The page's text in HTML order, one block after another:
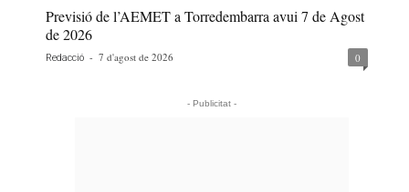
Previsió de l’AEMET a Torredembarra avui 7 de Agost
de 2026
Redacció - 7 d'agost de 2026 0
- Publicitat -